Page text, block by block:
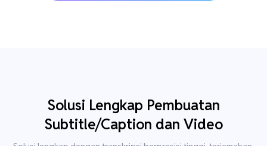
Solusi Lengkap Pembuatan
Subtitle/Caption dan Video